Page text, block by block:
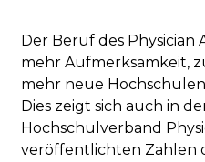
Der Beruf des Physician
mehr Aufmerksamkeit,
mehr neue
Dies zeigt sich auch in
Hochschulverband
veröffentlichten Zahlen